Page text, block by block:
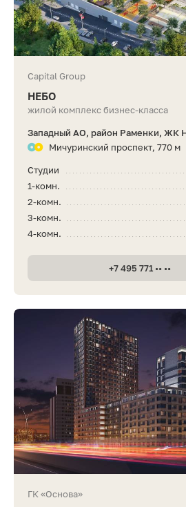
Capital Group
НЕБО
жилой комплекс бизнес-класса
Западный АО, район Раменки, ЖК
Мичуринский проспект, 770 м
Студии
1-комн.
2-комн.
3-комн.
4-комн.
+7 495 771 •• ••
ГК «Основа»